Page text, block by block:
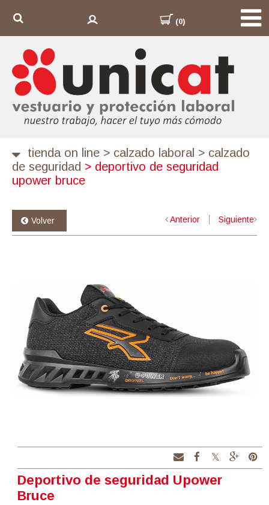
(0)
tienda on line > calzado laboral > calzado
de seguridad > deportivo de seguridad
upower bruce
Volver Anterior Siguiente
Deportivo de seguridad Upower
Bruce